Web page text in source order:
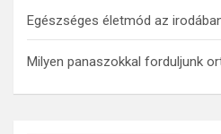
Egészséges életmód az
Milyen panaszokkal forduljunk